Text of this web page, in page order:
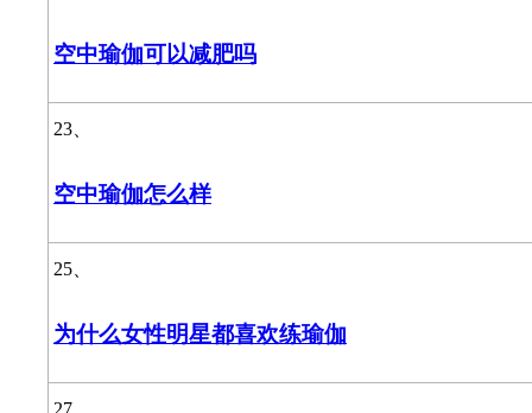
空中瑜伽可以减肥吗
23、
空中瑜伽怎么样
25、
为什么女性明星都喜欢练瑜伽
27、